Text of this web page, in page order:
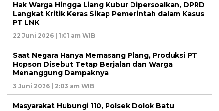
Hak Warga Hingga Liang Kubur Dipersoalkan, DPRD
Langkat Kritik Keras Sikap Pemerintah dalam Kasus
PT LNK
22 Juni 2026 | 1:01 am WIB
Saat Negara Hanya Memasang Plang, Produksi PT
Hopson Disebut Tetap Berjalan dan Warga
Menanggung Dampaknya
3 Juni 2026 | 2:03 am WIB
Masyarakat Hubungi 110, Polsek Dolok Batu